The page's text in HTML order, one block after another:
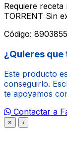
Requiere receta
TORRENT Sin
Código:
¿Quieres
Este producto
conseguirlo.
te apoyamos
Contactar a
× ‹